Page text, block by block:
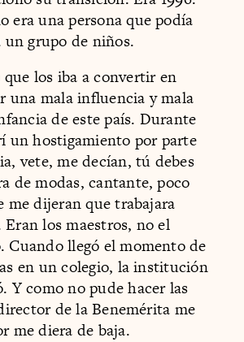
era una persona que podía
grupo de niños.
los iba a convertir en
una mala influencia y mala
de este país. Durante
un hostigamiento por parte
vete, me decían, tú debes
de modas, cantante, poco
me dijeran que trabajara
Eran los maestros, no el
Cuando llegó el momento de
en un colegio, la institución
Y como no pude hacer las
de la Benemérita me
me diera de baja.